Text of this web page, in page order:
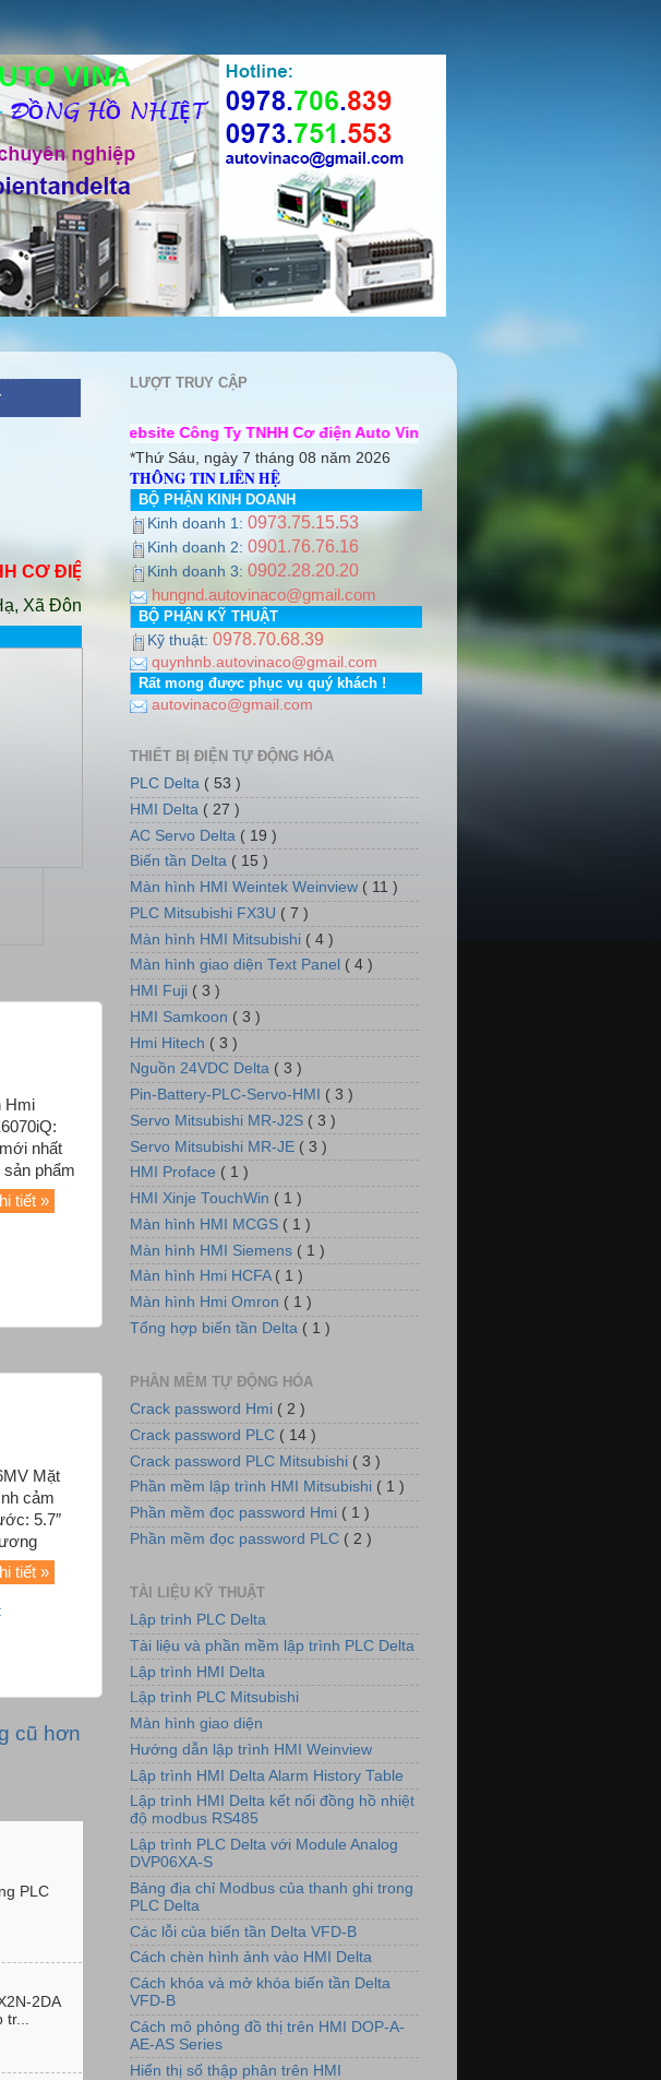
ĐIỆN AUTO VINA. Hotline 0978.706.839 / 0973.751.553
Đông Dư, Huyện Gia Lâm, Thành phố Hà Nội. PGD: Số nhà 7, dãy 5, tổ dân phố
Hmi
nhất
sản phẩm
tiết »
Mặt
cảm
5.7″
tiết »
cũ hơn
PLC
2DA
tr...
LƯỢT TRUY CẬP
website Công Ty TNHH Cơ điện Auto Vina ++ Chúng tôi rất mong được hợp tác cùng
*Thứ Sáu, ngày 7 tháng 08 năm 2026
THÔNG TIN LIÊN HỆ
BỘ PHẬN KINH DOANH
Kinh doanh 1: 0973.75.15.53
Kinh doanh 2: 0901.76.76.16
Kinh doanh 3: 0902.28.20.20
hungnd.autovinaco@gmail.com
BỘ PHẬN KỸ THUẬT
Kỹ thuật: 0978.70.68.39
quynhnb.autovinaco@gmail.com
Rất mong được phục vụ quý khách !
autovinaco@gmail.com
THIẾT BỊ ĐIỆN TỰ ĐỘNG HÓA
PLC Delta ( 53 )
HMI Delta ( 27 )
AC Servo Delta ( 19 )
Biến tần Delta ( 15 )
Màn hình HMI Weintek Weinview ( 11 )
PLC Mitsubishi FX3U ( 7 )
Màn hình HMI Mitsubishi ( 4 )
Màn hình giao diện Text Panel ( 4 )
HMI Fuji ( 3 )
HMI Samkoon ( 3 )
Hmi Hitech ( 3 )
Nguồn 24VDC Delta ( 3 )
Pin-Battery-PLC-Servo-HMI ( 3 )
Servo Mitsubishi MR-J2S ( 3 )
Servo Mitsubishi MR-JE ( 3 )
HMI Proface ( 1 )
HMI Xinje TouchWin ( 1 )
Màn hình HMI MCGS ( 1 )
Màn hình HMI Siemens ( 1 )
Màn hình Hmi HCFA ( 1 )
Màn hình Hmi Omron ( 1 )
Tổng hợp biến tần Delta ( 1 )
PHẦN MỀM TỰ ĐỘNG HÓA
Crack password Hmi ( 2 )
Crack password PLC ( 14 )
Crack password PLC Mitsubishi ( 3 )
Phần mềm lập trình HMI Mitsubishi ( 1 )
Phần mềm đọc password Hmi ( 1 )
Phần mềm đọc password PLC ( 2 )
TÀI LIỆU KỸ THUẬT
Lập trình PLC Delta
Tài liệu và phần mềm lập trình PLC Delta
Lập trình HMI Delta
Lập trình PLC Mitsubishi
Màn hình giao diện
Hướng dẫn lập trình HMI Weinview
Lập trình HMI Delta Alarm History Table
Lập trình HMI Delta kết nối đồng hồ nhiệt
độ modbus RS485
Lập trình PLC Delta với Module Analog
DVP06XA-S
Bảng địa chỉ Modbus của thanh ghi trong
PLC Delta
Các lỗi của biến tần Delta VFD-B
Cách chèn hình ảnh vào HMI Delta
Cách khóa và mở khóa biến tần Delta
VFD-B
Cách mô phỏng đồ thị trên HMI DOP-A-
AE-AS Series
Hiển thị số thập phân trên HMI